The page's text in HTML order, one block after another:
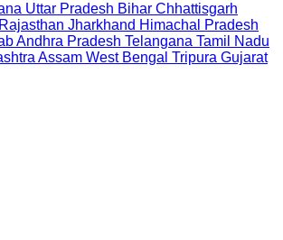
Uttar Pradesh Bihar Chhattisgarh
Rajasthan Jharkhand Himachal Pradesh
Andhra Pradesh Telangana Tamil Nadu
Assam West Bengal Tripura Gujarat